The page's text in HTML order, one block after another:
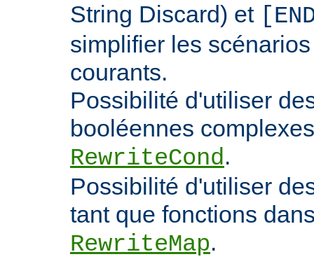
String Discard) et
simplifier les
courants.
Possibilité d'utiliser
booléennes
RewriteCond.
Possibilité d'utiliser
tant que fonctions
RewriteMap.